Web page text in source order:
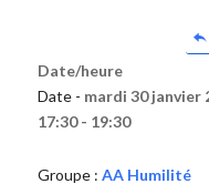
Date/heure
Date - mardi 30 janvier
17:30 - 19:30
Groupe : AA Humilité